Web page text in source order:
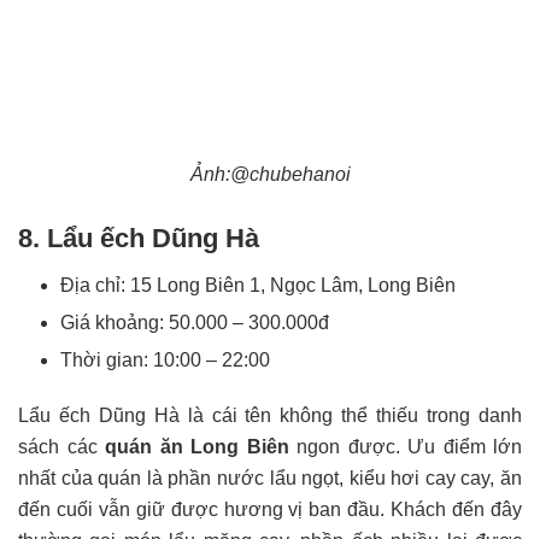
Ảnh:@chubehanoi
8. Lẩu ếch Dũng Hà
Địa chỉ: 15 Long Biên 1, Ngọc Lâm, Long Biên
Giá khoảng: 50.000 – 300.000đ
Thời gian: 10:00 – 22:00
Lẩu ếch Dũng Hà là cái tên không thể thiếu trong danh
sách các quán ăn Long Biên ngon được. Ưu điểm lớn
nhất của quán là phần nước lẩu ngọt, kiểu hơi cay cay, ăn
đến cuối vẫn giữ được hương vị ban đầu. Khách đến đây